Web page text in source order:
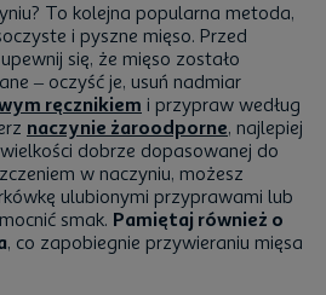
To kolejna popularna metoda,
i pyszne mięso. Przed
się, że mięso zostało
– oczyść je, usuń nadmiar
ręcznikiem i przypraw według
naczynie żaroodporne, najlepiej
dobrze dopasowanej do
w naczyniu, możesz
ulubionymi przyprawami lub
smak. Pamiętaj również o
, co zapobiegnie przywieraniu mięsa